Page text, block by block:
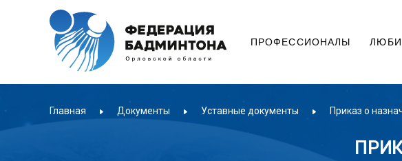
ПРОФЕССИОНАЛЫ
Главная Документы Уставные документы Приказ о